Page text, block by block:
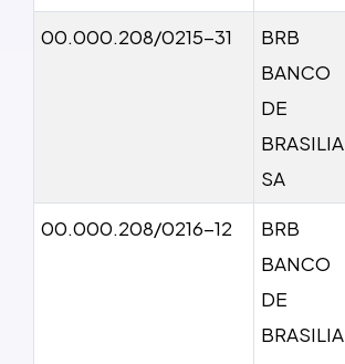
00.000.208/0215-31
BRB
BANCO
DE
BRASILIA
SA
00.000.208/0216-12
BRB
BANCO
DE
BRASILIA